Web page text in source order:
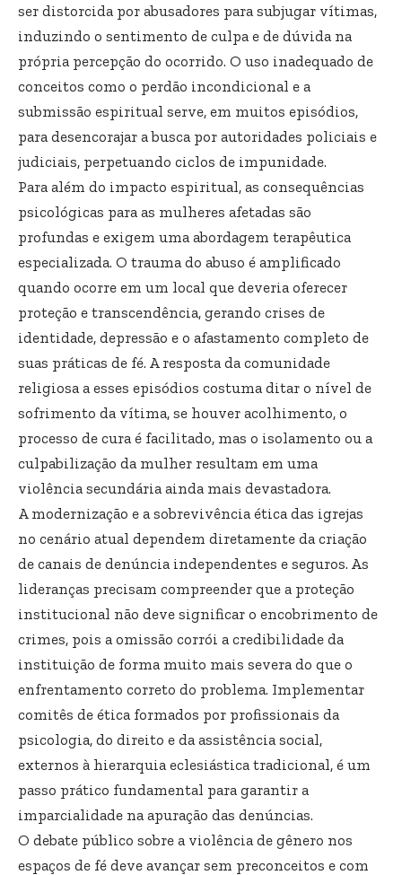
ser distorcida por abusadores para subjugar vítimas,
induzindo o sentimento de culpa e de dúvida na
própria percepção do ocorrido. O uso inadequado de
conceitos como o perdão incondicional e a
submissão espiritual serve, em muitos episódios,
para desencorajar a busca por autoridades policiais e
judiciais, perpetuando ciclos de impunidade.
Para além do impacto espiritual, as consequências
psicológicas para as mulheres afetadas são
profundas e exigem uma abordagem terapêutica
especializada. O trauma do abuso é amplificado
quando ocorre em um local que deveria oferecer
proteção e transcendência, gerando crises de
identidade, depressão e o afastamento completo de
suas práticas de fé. A resposta da comunidade
religiosa a esses episódios costuma ditar o nível de
sofrimento da vítima, se houver acolhimento, o
processo de cura é facilitado, mas o isolamento ou a
culpabilização da mulher resultam em uma
violência secundária ainda mais devastadora.
A modernização e a sobrevivência ética das igrejas
no cenário atual dependem diretamente da criação
de canais de denúncia independentes e seguros. As
lideranças precisam compreender que a proteção
institucional não deve significar o encobrimento de
crimes, pois a omissão corrói a credibilidade da
instituição de forma muito mais severa do que o
enfrentamento correto do problema. Implementar
comitês de ética formados por profissionais da
psicologia, do direito e da assistência social,
externos à hierarquia eclesiástica tradicional, é um
passo prático fundamental para garantir a
imparcialidade na apuração das denúncias.
O debate público sobre a violência de gênero nos
espaços de fé deve avançar sem preconceitos e com